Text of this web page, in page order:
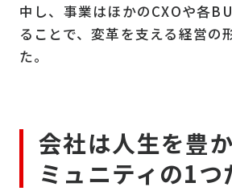
中し、事業はほかのCXOや各
ることで、変革を支える経営の
た。
会社は人生を豊
ミュニティの1つ